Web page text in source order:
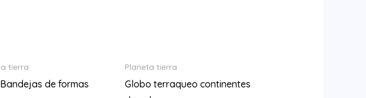
tierra
de formas
Planeta tierra
Globo terraqueo continentes